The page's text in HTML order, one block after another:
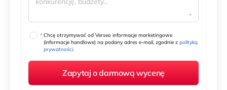
Chcę otrzymywać od Verseo informacje marketingowe
(informacje handlowe) na podany adres e-mail, zgodnie z polityką
prywatności.
*